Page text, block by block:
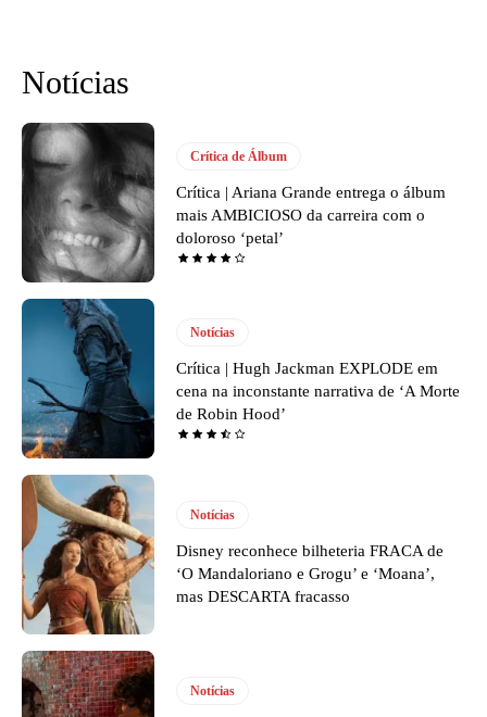
Notícias
Crítica de Álbum
Crítica | Ariana Grande entrega o álbum
mais AMBICIOSO da carreira com o
doloroso ‘petal’
Notícias
Crítica | Hugh Jackman EXPLODE em
cena na inconstante narrativa de ‘A Morte
de Robin Hood’
Notícias
Disney reconhece bilheteria FRACA de
‘O Mandaloriano e Grogu’ e ‘Moana’,
mas DESCARTA fracasso
Notícias